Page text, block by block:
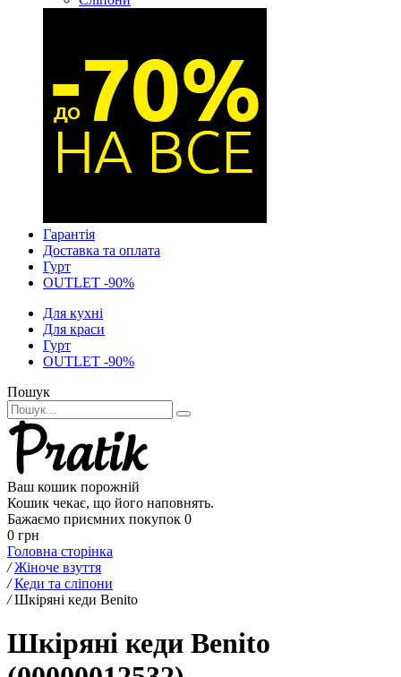
Гарантія
Доставка та оплата
Гурт
OUTLET -90%
Для кухні
Для краси
Гурт
OUTLET -90%
Пошук
Ваш кошик порожній
Кошик чекає, що його наповнять.
Бажаємо приємних покупок 0
0 грн
Головна сторінка
/ Жіноче взуття
/ Кеди та сліпони
/ Шкіряні кеди Benito
Шкіряні кеди Benito